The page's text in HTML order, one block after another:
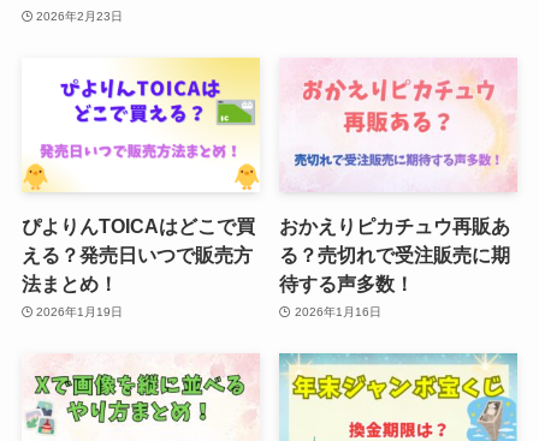
2026年2月23日
ぴよりんTOICAはどこで買
える？発売日いつで販売方
法まとめ！
2026年1月19日
おかえりピカチュウ再販あ
る？売切れで受注販売に期
待する声多数！
2026年1月16日